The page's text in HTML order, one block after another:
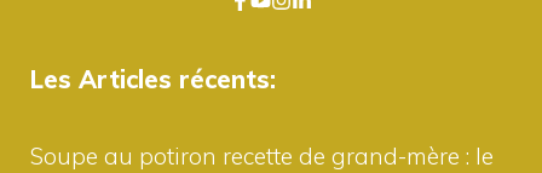
Les Articles récents:
Soupe au potiron recette de grand-mère : le